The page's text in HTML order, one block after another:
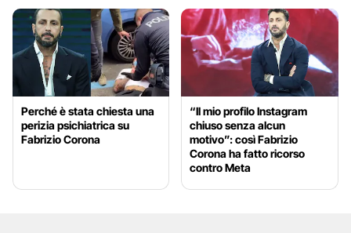
Perché è stata chiesta una
perizia psichiatrica su
Fabrizio Corona
“Il mio profilo Instagram
chiuso senza alcun
motivo”: così Fabrizio
Corona ha fatto ricorso
contro Meta